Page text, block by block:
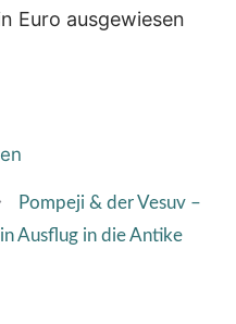
Euro ausgewiesen
Pompeji & der Vesuv –
Ausflug in die Antike